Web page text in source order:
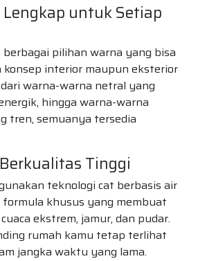
untuk Setiap
pilihan warna yang bisa
konsep interior maupun eksterior
warna-warna netral yang
hingga warna-warna
tren, semuanya tersedia
Tinggi
teknologi cat berbasis air
khusus yang membuat
ekstrem, jamur, dan pudar.
rumah kamu tetap terlihat
jangka waktu yang lama.